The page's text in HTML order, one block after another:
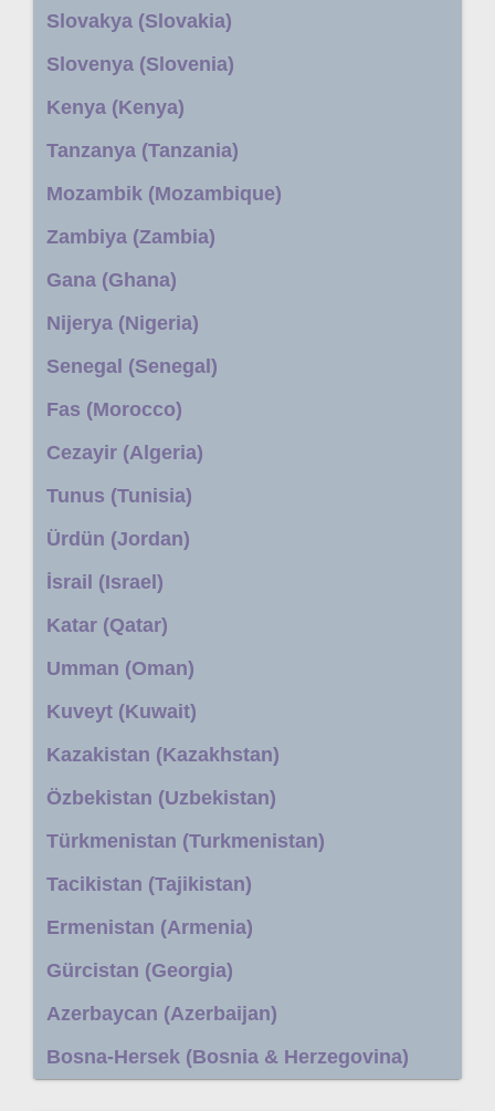
Slovakya (Slovakia)
Slovenya (Slovenia)
Kenya (Kenya)
Tanzanya (Tanzania)
Mozambik (Mozambique)
Zambiya (Zambia)
Gana (Ghana)
Nijerya (Nigeria)
Senegal (Senegal)
Fas (Morocco)
Cezayir (Algeria)
Tunus (Tunisia)
Ürdün (Jordan)
İsrail (Israel)
Katar (Qatar)
Umman (Oman)
Kuveyt (Kuwait)
Kazakistan (Kazakhstan)
Özbekistan (Uzbekistan)
Türkmenistan (Turkmenistan)
Tacikistan (Tajikistan)
Ermenistan (Armenia)
Gürcistan (Georgia)
Azerbaycan (Azerbaijan)
Bosna-Hersek (Bosnia & Herzegovina)